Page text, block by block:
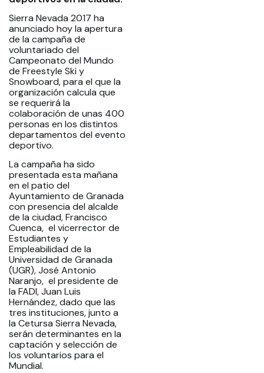
Sierra Nevada 2017 ha
anunciado hoy la apertura
de la campaña de
voluntariado del
Campeonato del Mundo
de Freestyle Ski y
Snowboard, para el que la
organización calcula que
se requerirá la
colaboración de unas 400
personas en los distintos
departamentos del evento
deportivo.
La campaña ha sido
presentada esta mañana
en el patio del
Ayuntamiento de Granada
con presencia del alcalde
de la ciudad, Francisco
Cuenca, el vicerrector de
Estudiantes y
Empleabilidad de la
Universidad de Granada
(UGR), José Antonio
Naranjo, el presidente de
la FADI, Juan Luis
Hernández, dado que las
tres instituciones, junto a
la Cetursa Sierra Nevada,
serán determinantes en la
captación y selección de
los voluntarios para el
Mundial.